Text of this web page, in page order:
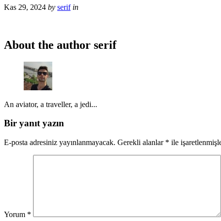
Kas 29, 2024 by serif in
About the author serif
An aviator, a traveller, a jedi...
Bir yanıt yazın
E-posta adresiniz yayınlanmayacak. Gerekli alanlar * ile
Yorum *